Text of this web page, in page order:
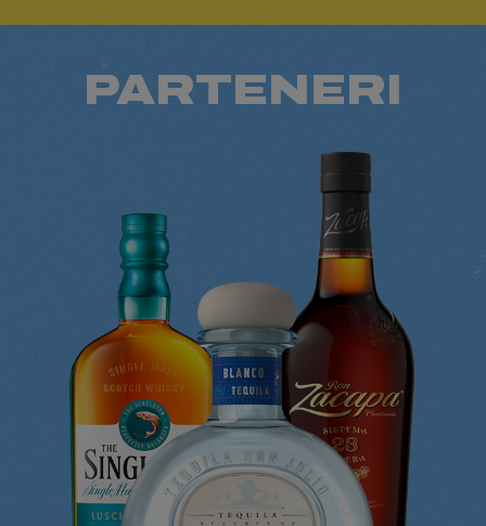
PARTENERI